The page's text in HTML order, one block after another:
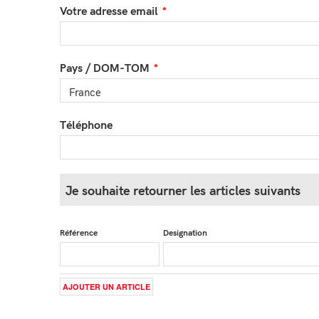
Votre adresse email
Pays / DOM-TOM
Téléphone
Je souhaite retourner les articles suivants
Référence Designation
AJOUTER UN ARTICLE